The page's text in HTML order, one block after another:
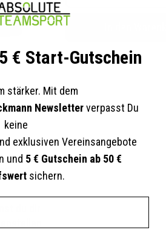
In den
und
du dir
€ Start-Gutschein
stärker. Mit dem
Newsletterverpasst Du
keine
exklusiven Vereinsangebote
und 5 € Gutschein ab 50 €
sichern.